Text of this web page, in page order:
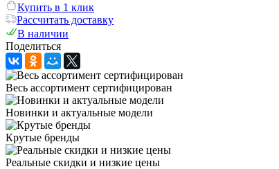
Купить в 1 клик
Рассчитать доставку
В наличии
Поделиться
Весь ассортимент сертифицирован
Новинки и актуальные модели
Крутые бренды
Реальные скидки и низкие цены